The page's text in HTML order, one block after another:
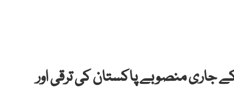
جاری منصوبے پاکستان کی ترقی اور